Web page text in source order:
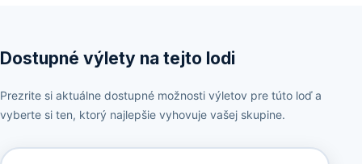
Dostupné výlety na tejto lodi
Prezrite si aktuálne dostupné možnosti výletov pre túto loď a
vyberte si ten, ktorý najlepšie vyhovuje vašej skupine.